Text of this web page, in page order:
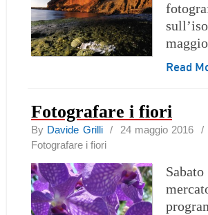
Read
Fotografare i fiori
By Davide Grilli/ 24 maggio 2016 /
Fotografare i fiori